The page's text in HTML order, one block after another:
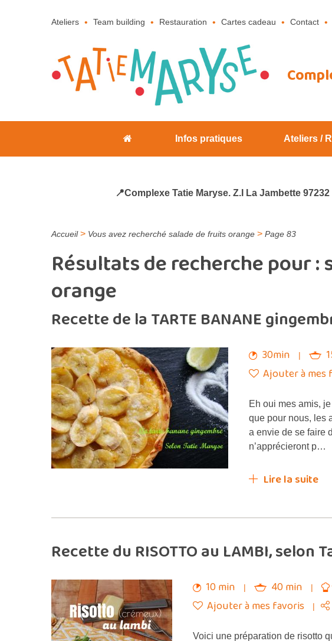
Ateliers Team building Restauration Cartes cadeau Contact
Infos pratiques Ateliers /
📍Complexe Tatie Maryse. Z.I La Jambette
Accueil> Vous avez recherché salade de fruits orange > Page 83
Résultats de recherche pour :
orange
Recette de la TARTE BANANE
30min
Ajouter à mes
Eh oui mes amis,
que pour nous, les
a envie de se faire
n’apprécieront p…
Lire la suite
Recette du RISOTTO au LAMBI, selon
10 min 40 min
Ajouter à mes favoris
Voici une préparation de risotto